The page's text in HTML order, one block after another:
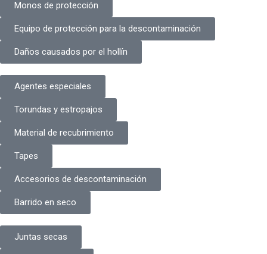
Monos de protección
Equipo de protección para la descontaminación
Daños causados por el hollín
Agentes especiales
Torundas y estropajos
Material de recubrimiento
Tapes
Accesorios de descontaminación
Barrido en seco
Juntas secas